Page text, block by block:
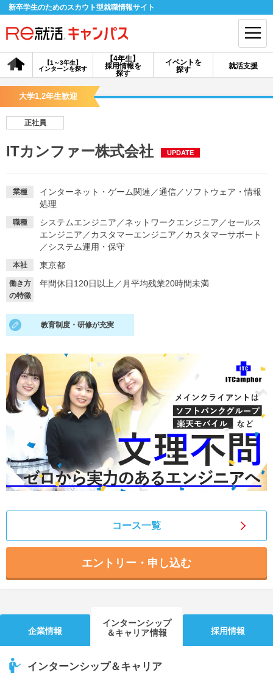
新卒学生のためのスカウト型就職情報サイト
【4年生】
採用情報を
探す
【1～3年生】
インターンを探す
イベントを
探す
就活支援
会員登録 ログイン
探す
イベントを探す スカウト お知らせ
就活ノウハウ・サポート
就活ノウハウが満載！
あなたに合う仕事を診断！ 動画で対策講座をチェック
就活ニュースペーパー
就活時事ニュースを更新
よくある質問
不明点があればこちら
大学1,2年生歓迎
正社員
ITカンファー株式会社 UPDATE
業種 インターネット・ゲーム関連 ／通信／ ソフトウェア・情報
処理
職種 システムエンジニア ／ネットワークエンジニア ／セールス
エンジニア ／カスタマーエンジニア ／カスタマーサポート
／システム運用・保守
本社 東京都
働き方
の特徴
年間休日120日以上 ／ 月平均残業20時間未満
教育制度・研修が充実
コース一覧
エントリー・申し込む
企業情報
インターンシップ
＆キャリア情報
採用情報
インターンシップ＆キャリア